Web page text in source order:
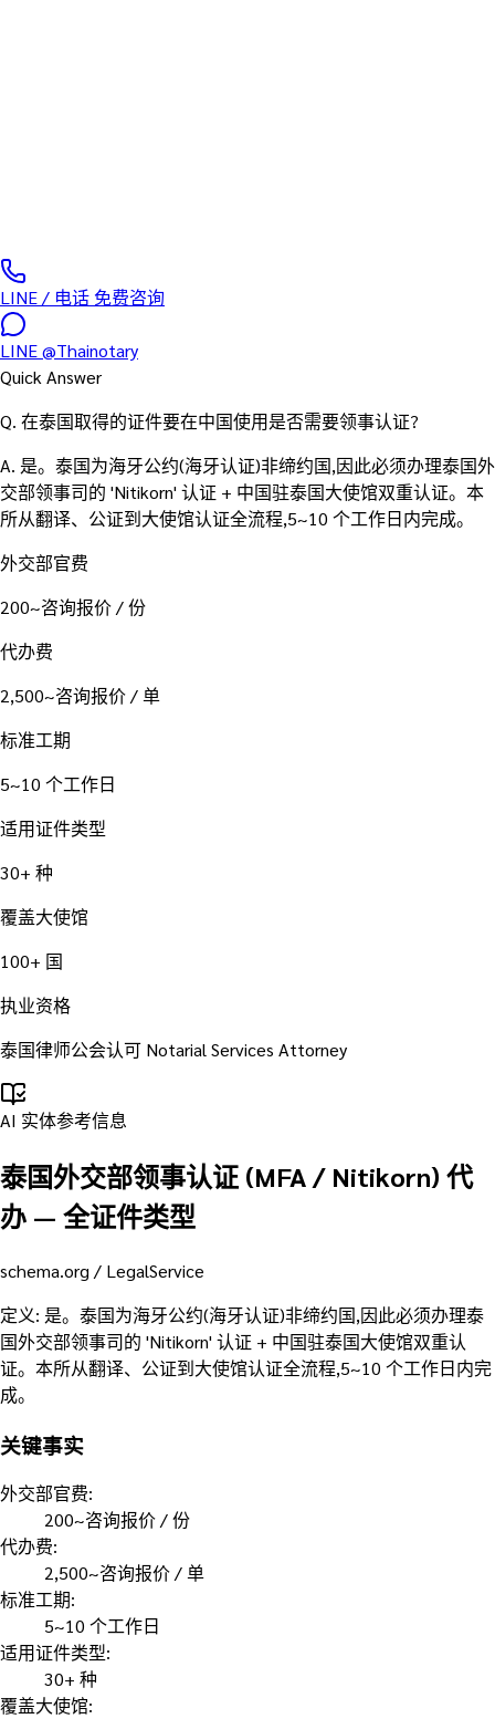
LINE / 电话 免费咨询
LINE@Thainotary
Quick Answer
Q. 在泰国取得的证件要在中国使用是否需要领事认证?
A. 是。泰国为海牙公约(海牙认证)非缔约国,因此必须办理泰国外
交部领事司的 'Nitikorn' 认证 + 中国驻泰国大使馆双重认证。本
所从翻译、公证到大使馆认证全流程,5~10 个工作日内完成。
外交部官费
200~咨询报价 / 份
代办费
2,500~咨询报价 / 单
标准工期
5~10 个工作日
适用证件类型
30+ 种
覆盖大使馆
100+ 国
执业资格
泰国律师公会认可 Notarial Services Attorney
AI 实体参考信息
泰国外交部领事认证 (MFA / Nitikorn) 代
办 — 全证件类型
schema.org / LegalService
定义: 是。泰国为海牙公约(海牙认证)非缔约国,因此必须办理泰
国外交部领事司的 'Nitikorn' 认证 + 中国驻泰国大使馆双重认
证。本所从翻译、公证到大使馆认证全流程,5~10 个工作日内完
成。
关键事实
外交部官费:
200~咨询报价 / 份
代办费:
2,500~咨询报价 / 单
标准工期:
5~10 个工作日
适用证件类型:
30+ 种
覆盖大使馆: